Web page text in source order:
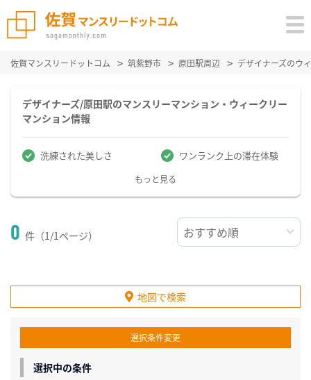
佐賀マンスリードットコム 筑紫野市 原田駅周辺 デザイナーズのウ
デザイナーズ/原田駅のマンスリーマンション・ウィークリー
マンション情報
洗練された美しさ ワンランク上の滞在体験
もっと見る
0 件（1/1ページ）
地図で検索
選択条件変更
選択中の条件